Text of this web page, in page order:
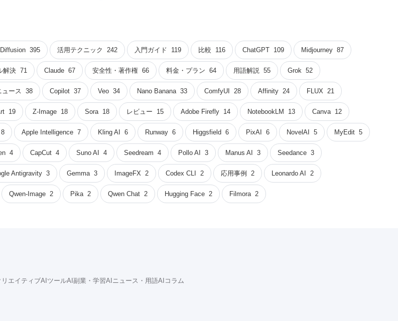
395 活用テクニック 242 入門ガイド 119 比較 116 ChatGPT 109 Midjourney 87
解決 71 Claude 67 安全性・著作権 66 料金・プラン 64 用語解説 55 Grok 52
ュース 38 Copilot 37 Veo 34 Nano Banana 33 ComfyUI 28 Affinity 24 FLUX 21
19 Z-Image 18 Sora 18 レビュー 15 Adobe Firefly 14 NotebookLM 13 Canva 12
8 Apple Intelligence 7 Kling AI 6 Runway 6 Higgsfield 6 PixAI 6 NovelAI 5 MyEdit 5
4 CapCut 4 Suno AI 4 Seedream 4 Pollo AI 3 Manus AI 3 Seedance 3
Antigravity 3 Gemma 3 ImageFX 2 Codex CLI 2 応用事例 2 Leonardo AI 2
Qwen-Image 2 Pika 2 Qwen Chat 2 Hugging Face 2 Filmora 2
リエイティブAIツールAI副業・学習AIニュース・用語AIコラム